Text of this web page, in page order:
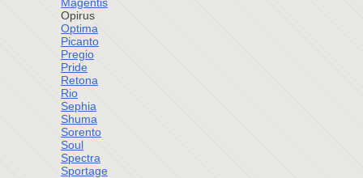
Opirus
Optima
Picanto
Pregio
Pride
Retona
Rio
Sephia
Shuma
Sorento
Soul
Spectra
Sportage